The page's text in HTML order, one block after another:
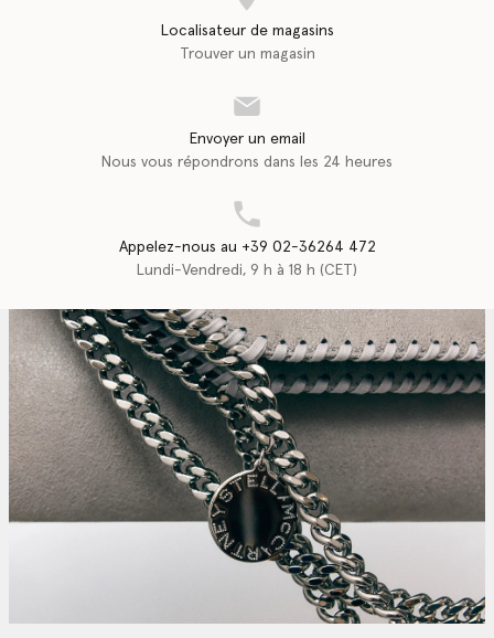
Localisateur de magasins
Trouver un magasin
Envoyer un email
Nous vous répondrons dans les 24 heures
Appelez-nous au +39 02-36264 472
Lundi-Vendredi, 9 h à 18 h (CET)